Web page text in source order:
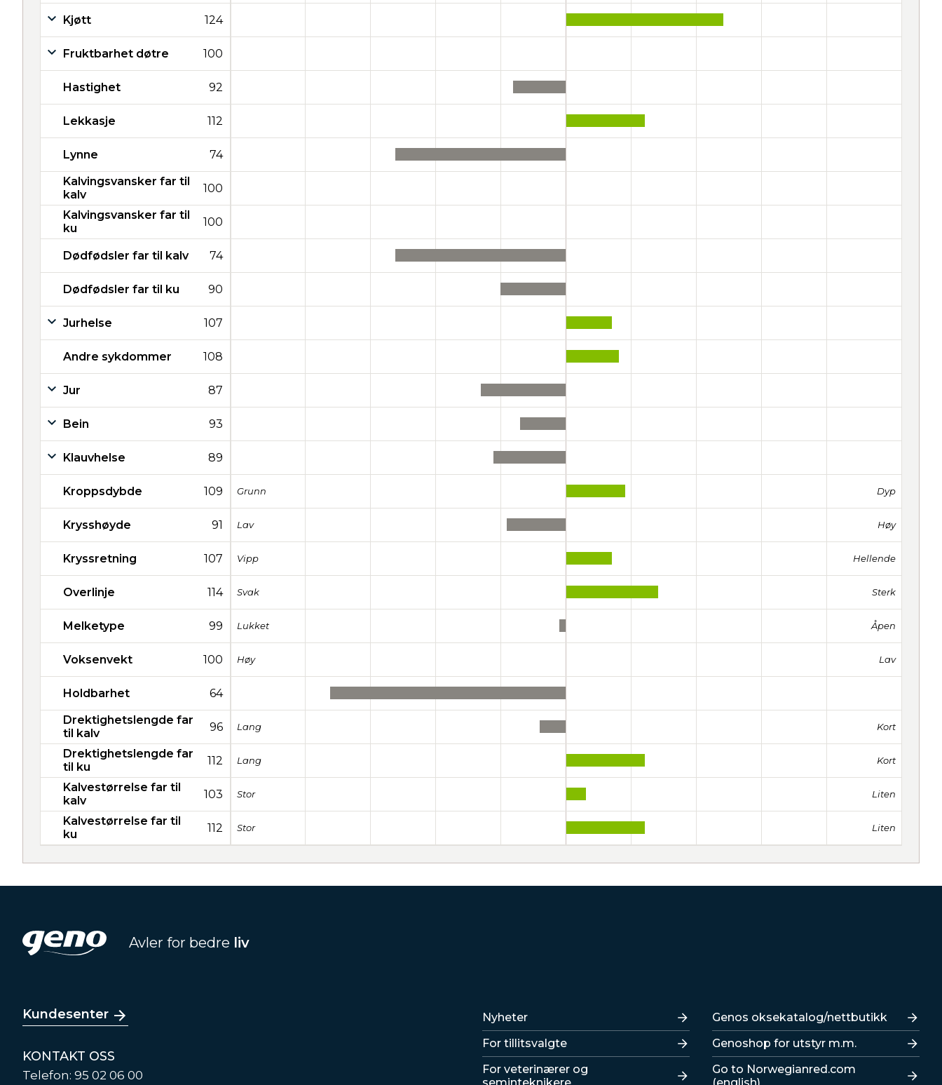
Kjøtt 124
Fruktbarhet døtre 100
Hastighet 92
Lekkasje 112
Lynne 74
Kalvingsvansker far til
kalv
100
Kalvingsvansker far til
ku
100
Dødfødsler far til kalv 74
Dødfødsler far til ku 90
Jurhelse 107
Andre sykdommer 108
Jur 87
Bein 93
Klauvhelse 89
Kroppsdybde 109 Grunn Dyp
Krysshøyde 91 Lav Høy
Kryssretning 107 Vipp Hellende
Overlinje 114 Svak Sterk
Melketype 99 Lukket Åpen
Voksenvekt 100 Høy Lav
Holdbarhet 64
Drektighetslengde far
til kalv
96 Lang Kort
Drektighetslengde far
til ku
112 Lang Kort
Kalvestørrelse far til
kalv
103 Stor Liten
Kalvestørrelse far til
ku
112 Stor Liten
Avler for bedre liv
Kundesenter
KONTAKT OSS
Telefon: 95 02 06 00
Lenker
Nyheter
For tillitsvalgte
For veterinærer og
seminteknikere
Lenker
Genos oksekatalog/nettbutikk
Genoshop for utstyr m.m.
Go to Norwegianred.com
(english)